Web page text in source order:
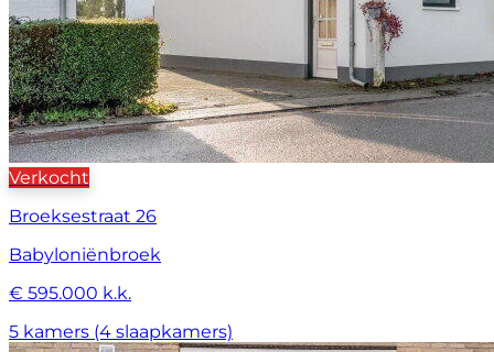
Verkocht
Broeksestraat 26
Babyloniënbroek
€ 595.000 k.k.
5 kamers (4 slaapkamers)